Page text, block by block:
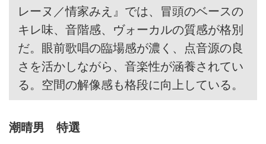
レーヌ／情家みえ』では、冒頭のベースの
キレ味、音階感、ヴォーカルの質感が格別
だ。眼前歌唱の臨場感が濃く、点音源の良
さを活かしながら、音楽性が涵養されてい
る。空間の解像感も格段に向上している。
潮晴男 特選